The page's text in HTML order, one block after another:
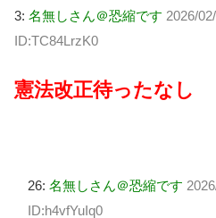
3: 名無しさん＠恐縮です 2026/
ID:TC84LrzK0
憲法改正待ったなし
26: 名無しさん＠恐縮です
ID:h4vfYuIq0